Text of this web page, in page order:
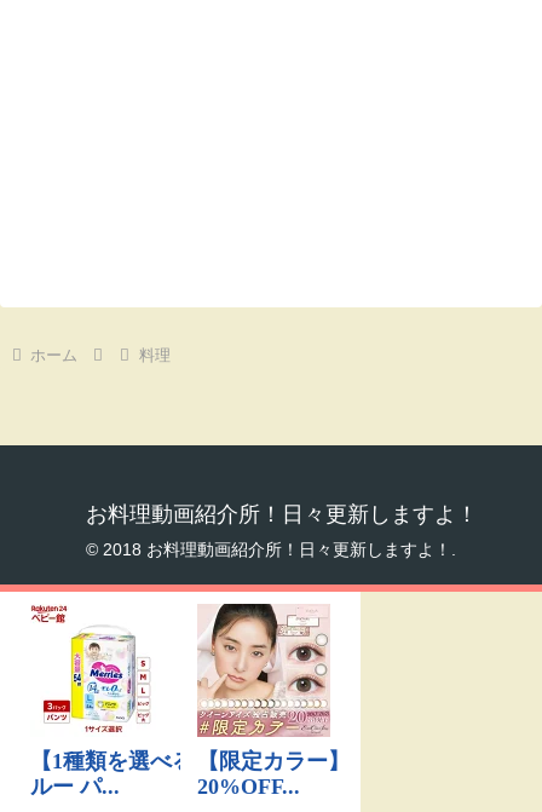
ホーム 料理
お料理動画紹介所！日々更新しますよ！
© 2018 お料理動画紹介所！日々更新しますよ！.